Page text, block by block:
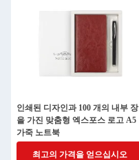
인쇄된 디자인과 100 개의 내부 장
을 가진 맞춤형 엑스포스 로고 A5
가죽 노트북
최고의 가격을 얻으십시오